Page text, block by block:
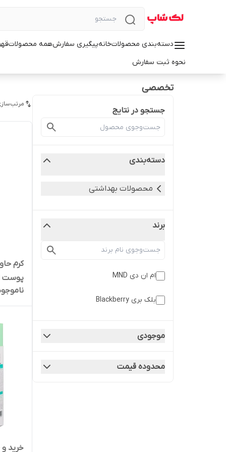
دسته‌بندی محصولاتخانهپیگیری سفارشهمه محصولات
نحوه ثبت سفارش
تخصصی
جستجو در نتایج
دسته‌بندی
محصولات بهداشتی
برند
ام ان دی MND
بلک بری Blackberry
موجودی
محدوده قیمت
پوست ام ان
خرید